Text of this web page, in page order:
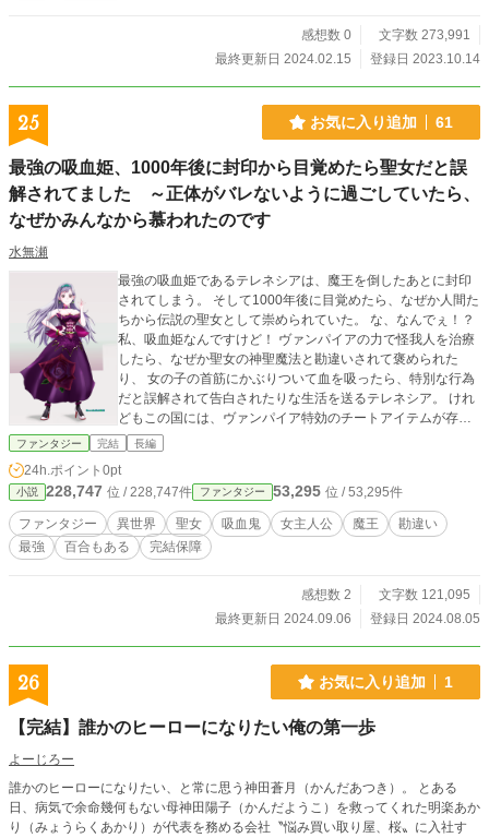
感想数 0
文字数 273,991
最終更新日 2024.02.15
登録日 2023.10.14
25 お気に入り追加 61
最強の吸血姫、1000年後に封印から目覚めたら聖女だと誤
解されてました ～正体がバレないように過ごしていたら、
なぜかみんなから慕われたのです
水無瀬
最強の吸血姫であるテレネシアは、魔王を倒したあとに封印
されてしまう。 そして1000年後に目覚めたら、なぜか人間た
ちから伝説の聖女として崇められていた。 な、なんでぇ！？
私、吸血姫なんですけど！ ヴァンパイアの力で怪我人を治療
したら、なぜか聖女の神聖魔法と勘違いされて褒められた
り、 女の子の首筋にかぶりついて血を吸ったら、特別な行為
だと誤解されて告白されたりな生活を送るテレネシア。 けれ
どもこの国には、ヴァンパイア特効のチートアイテムが存在
していた。 もしも正体がヴァンパイアだとバレたら、テレネ
を回復して、チートアイテムを奪っちゃいます！ ※表紙のイ
ラストはそらかいと様よりいただいたFAになります
ファンタジー 完結 長編
24h.ポイント 0pt
小説 228,747 位 / 228,747件 ファンタジー 53,295 位 / 53,295件
ファンタジー 異世界 聖女 吸血鬼 女主人公 魔王
勘違い
最強
百合もある 完結保障
感想数 2
文字数 121,095
最終更新日 2024.09.06
登録日 2024.08.05
26 お気に入り追加 1
【完結】誰かのヒーローになりたい俺の第一歩
よーじろー
誰かのヒーローになりたい、と常に思う神田蒼月（かんだあつき）。 とある
日、病気で余命幾何もない母神田陽子（かんだようこ）を救ってくれた明楽あか
り（みょうらくあかり）が代表を務める会社〝悩み買い取り屋、桜〟に入社す